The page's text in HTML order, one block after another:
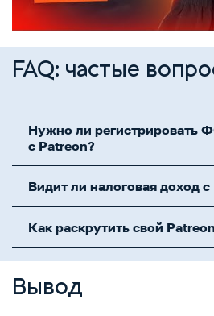
FAQ: частые
Нужно ли регистрировать
с Patreon?
Видит ли налоговая доход с
Как раскрутить свой
Вывод